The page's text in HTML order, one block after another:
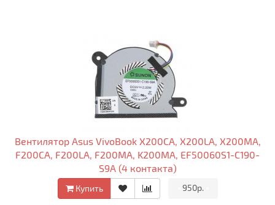
Вентилятор Asus VivoBook X200CA, X200LA, X200MA,
F200CA, F200LA, F200MA, K200MA, EF50060S1-C190-
S9A (4 контакта)
Купить 950р.